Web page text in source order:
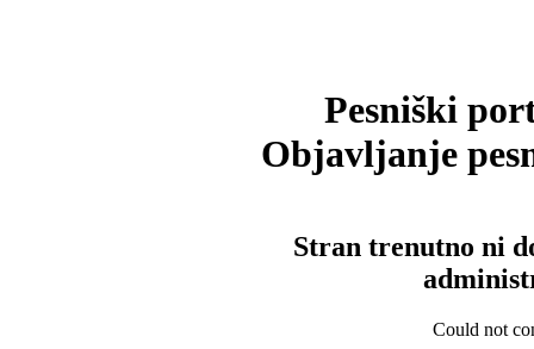
Pesniški
Objavljanje
Stran trenutno ni
Could not